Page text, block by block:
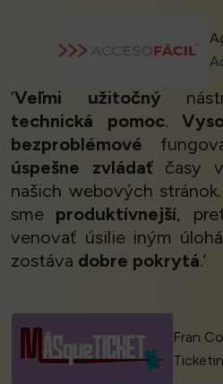
‘Veľmi užitočný
technická pomoc.
bezproblémové
úspešne zvládaťčasy
našich webových
sme produktívnejší,
venovať úsilie iným
zostáva dobre pokrytá.’
Fran